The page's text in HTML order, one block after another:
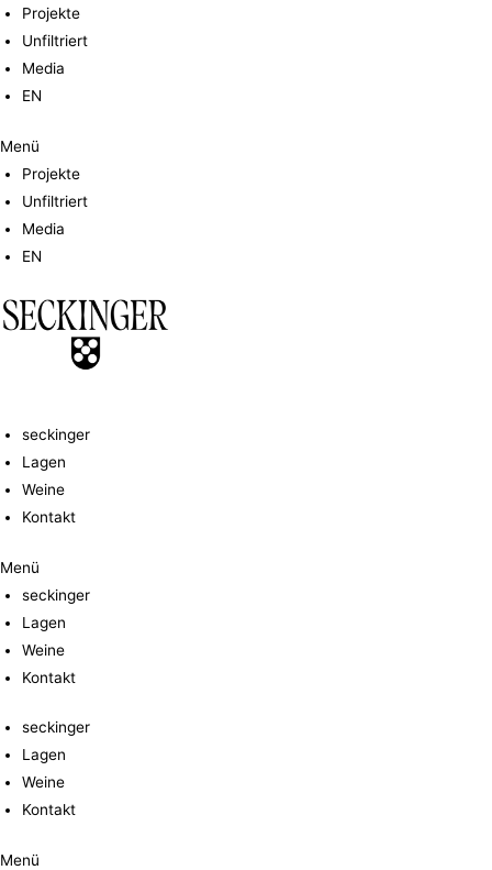
Zum
Inhalt
springen
Projekte
Unfiltriert
Media
EN
Menü
Projekte
Unfiltriert
Media
EN
seckinger
Lagen
Weine
Kontakt
Menü
seckinger
Lagen
Weine
Kontakt
seckinger
Lagen
Weine
Kontakt
Menü